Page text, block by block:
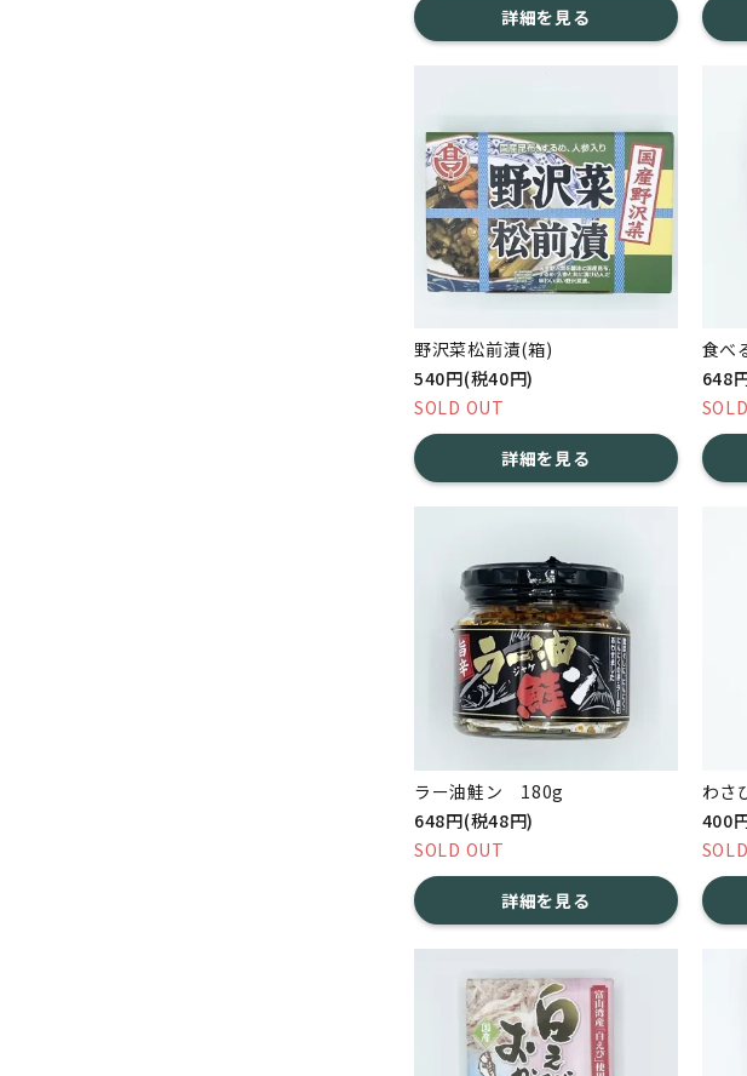
詳細を見る
野沢菜松前漬(箱)
540円(税40円)
SOLD OUT
詳細を見る
食べ
648
ラー油鮭ン 180g
648円(税48円)
SOLD OUT
詳細を見る
わ
400